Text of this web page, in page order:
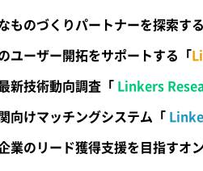
ものづくりパートナーを探索す
ユーザー開拓をサポートする「
新技術動向調査「 Linkers
向けマッチングシステム「
業のリード獲得支援を目指すオ